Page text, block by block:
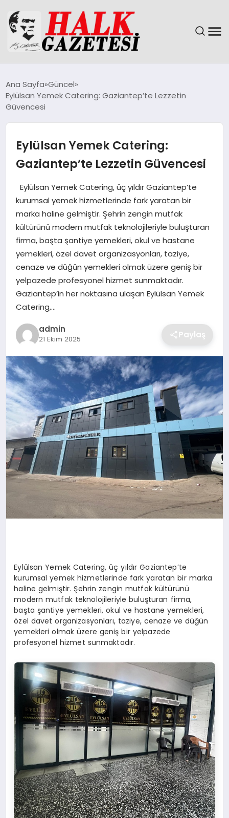
DÜNYA
EKONOMI
MAGAZIN
SAĞLIK
SIYASET
TEKNOLOJI
Ana Sayfa Güncel
Eylülsan Yemek Catering: Gaziantep’te Lezzetin
Güvencesi
Eylülsan Yemek Catering:
Gaziantep’te Lezzetin Güvencesi
Eylülsan Yemek Catering, üç yıldır Gaziantep’te
kurumsal yemek hizmetlerinde fark yaratan bir
marka haline gelmiştir. Şehrin zengin mutfak
kültürünü modern mutfak teknolojileriyle buluşturan
firma, başta şantiye yemekleri, okul ve hastane
yemekleri, özel davet organizasyonları, taziye,
cenaze ve düğün yemekleri olmak üzere geniş bir
yelpazede profesyonel hizmet sunmaktadır.
Gaziantep’in her noktasına ulaşan Eylülsan Yemek
Catering,…
admin
21 Ekim 2025 Paylaş
Eylülsan Yemek Catering, üç yıldır Gaziantep’te
kurumsal yemek hizmetlerinde fark yaratan bir marka
haline gelmiştir. Şehrin zengin mutfak kültürünü
modern mutfak teknolojileriyle buluşturan firma,
başta şantiye yemekleri, okul ve hastane yemekleri,
özel davet organizasyonları, taziye, cenaze ve düğün
yemekleri olmak üzere geniş bir yelpazede
profesyonel hizmet sunmaktadır.